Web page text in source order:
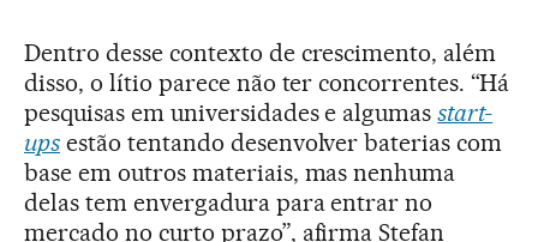
Dentro desse contexto de crescimento, além
disso, o lítio parece não ter concorrentes. “Há
pesquisas em universidades e algumasstart-
upsestão tentando desenvolver baterias com
base em outros materiais, mas nenhuma
delas tem envergadura para entrar no
mercado no curto prazo”, afirma Stefan